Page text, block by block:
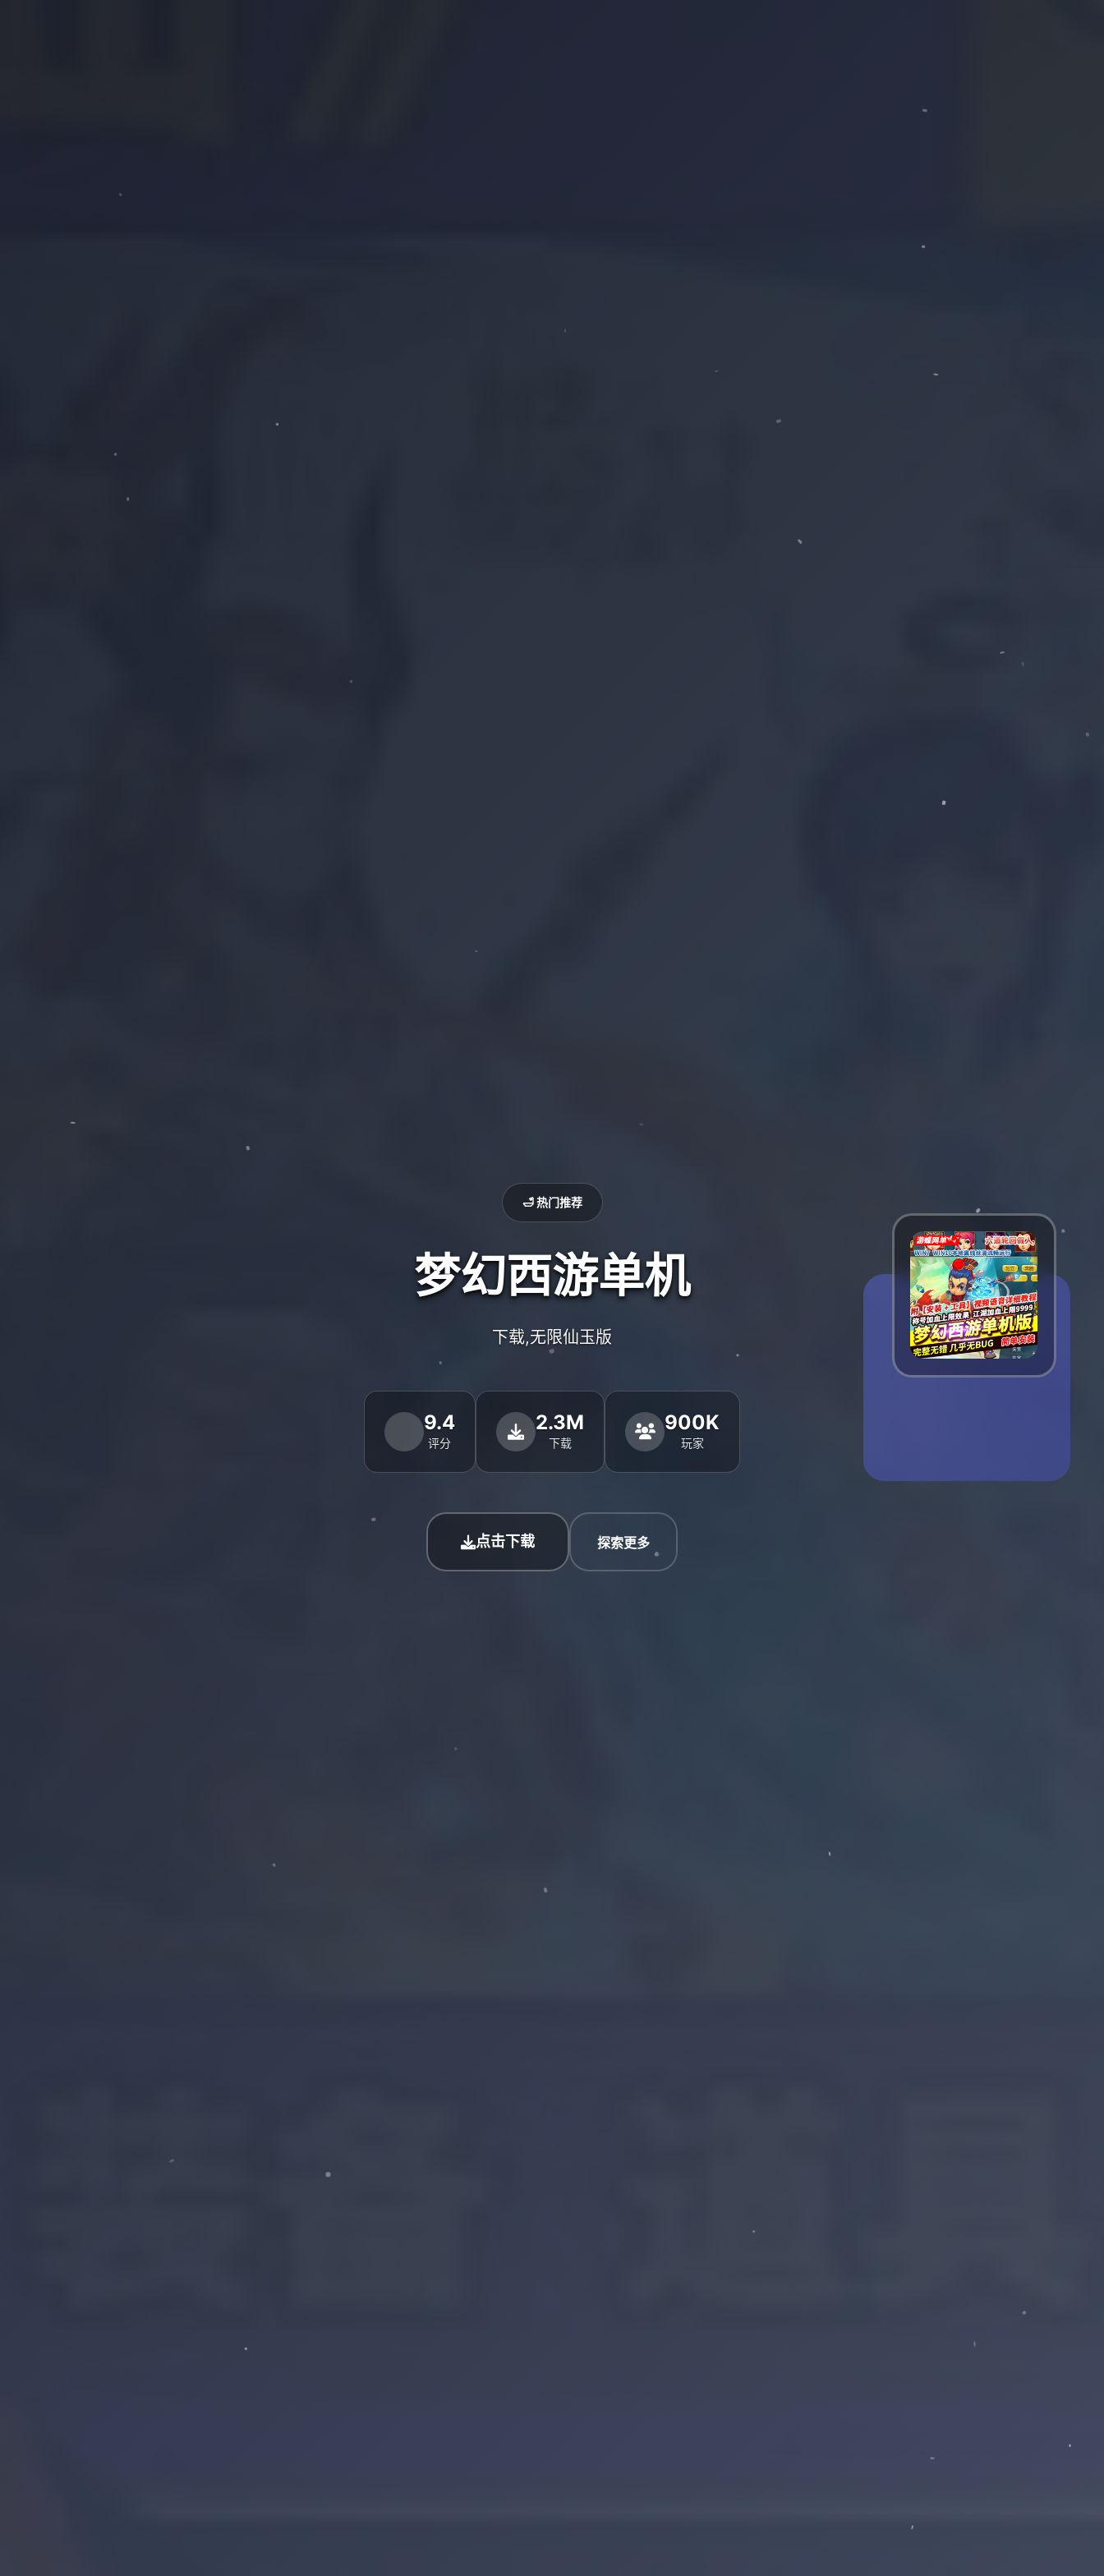
🛁 热门推荐
梦幻西游单机
下载,无限仙玉版
9.4
评分
2.3M
下载
900K
玩家
点击下载 探索更多